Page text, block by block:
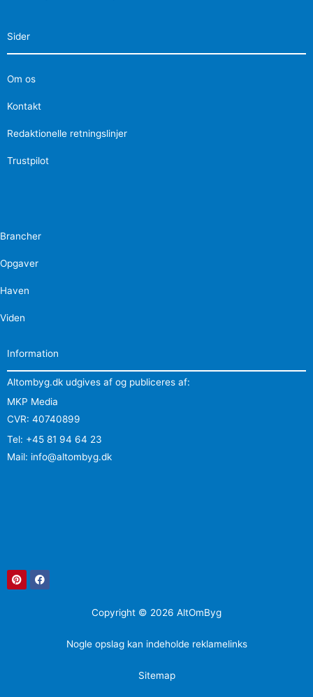
Sider
Om os
Kontakt
Redaktionelle retningslinjer
Trustpilot
Brancher
Opgaver
Haven
Viden
Information
Altombyg.dk udgives af og publiceres af:
MKP Media
CVR: 40740899
Tel: +45 81 94 64 23
Mail: info@altombyg.dk
PinterestFacebook
Copyright © 2026 AltOmByg
Nogle opslag kan indeholde reklamelinks
Sitemap